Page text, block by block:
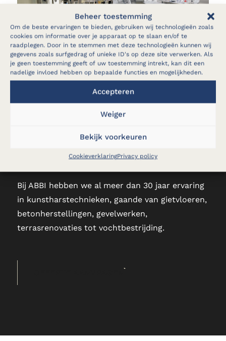
Beheer toestemming
Om de beste ervaringen te bieden, gebruiken wij technologieën zoals
cookies om informatie over je apparaat op te slaan en/of te
raadplegen. Door in te stemmen met deze technologieën kunnen wij
gegevens zoals surfgedrag of unieke ID's op deze site verwerken. Als
je geen toestemming geeft of uw toestemming intrekt, kan dit een
nadelige invloed hebben op bepaalde functies en mogelijkheden.
Accepteren
Weiger
Bekijk voorkeuren
CookieverklaringPrivacy policy
Vraag een vrijblijvende offerte aan
Bij ABBI hebben we al meer dan 30 jaar ervaring
in kunstharstechnieken, gaande van gietvloeren,
betonherstellingen, gevelwerken,
terrasrenovaties tot vochtbestrijding.